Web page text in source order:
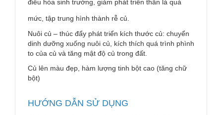
điều hòa sinh trưởng, giảm phát triển thân lá quá
mức, tập trung hình thành rễ củ.
Nuôi củ – thúc đẩy phát triển kích thước củ: chuyển
dinh dưỡng xuống nuôi củ, kích thích quá trình phình
to của củ và tăng mật độ củ trong đất.
Củ lên màu đẹp, hàm lượng tinh bột cao (tăng chữ
bột)
HƯỚNG DẪN SỬ DỤNG